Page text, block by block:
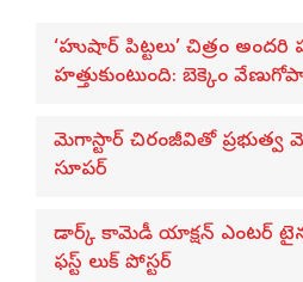
‘హుషార్‌ పిట్టలు’ చిత్రం
హత్తుకుంటుంది: బెక్కెం
మెగాస్టార్ చిరంజీవితో
సూపర్
డార్క్ కామెడీ యాక్షన్ ఎంటర్
ఫస్ట్ లుక్ పోస్టర్